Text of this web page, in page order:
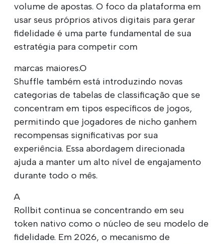
volume de apostas. O foco da plataforma em
usar seus próprios ativos digitais para gerar
fidelidade é uma parte fundamental de sua
estratégia para competir com
marcas maiores.O
Shuffle também está introduzindo novas
categorias de tabelas de classificação que se
concentram em tipos específicos de jogos,
permitindo que jogadores de nicho ganhem
recompensas significativas por sua
experiência. Essa abordagem direcionada
ajuda a manter um alto nível de engajamento
durante todo o mês.
A
Rollbit continua se concentrando em seu
token nativo como o núcleo de seu modelo de
fidelidade. Em 2026, o mecanismo de